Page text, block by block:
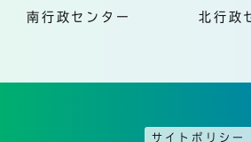
南行政センター
北行政
サイトポリシー